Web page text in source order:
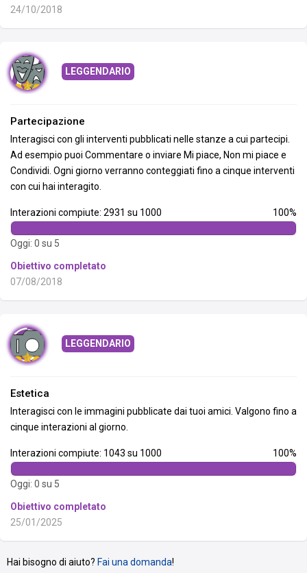
24/10/2018
LEGGENDARIO
Partecipazione
Interagisci con gli interventi pubblicati nelle stanze a cui partecipi.
Ad esempio puoi Commentare o inviare Mi piace, Non mi piace e
Condividi. Ogni giorno verranno conteggiati fino a cinque interventi
con cui hai interagito.
Interazioni compiute: 2931 su 1000 100%
Oggi: 0 su 5
Obiettivo completato
07/08/2018
LEGGENDARIO
Estetica
Interagisci con le immagini pubblicate dai tuoi amici. Valgono fino a
cinque interazioni al giorno.
Interazioni compiute: 1043 su 1000 100%
Oggi: 0 su 5
Obiettivo completato
25/01/2025
Hai bisogno di aiuto? Fai una domanda!